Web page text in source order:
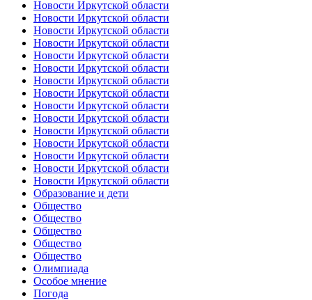
Новости Иркутской области
Новости Иркутской области
Новости Иркутской области
Новости Иркутской области
Новости Иркутской области
Новости Иркутской области
Новости Иркутской области
Новости Иркутской области
Новости Иркутской области
Новости Иркутской области
Новости Иркутской области
Новости Иркутской области
Новости Иркутской области
Новости Иркутской области
Новости Иркутской области
Образование и дети
Общество
Общество
Общество
Общество
Общество
Олимпиада
Особое мнение
Погода